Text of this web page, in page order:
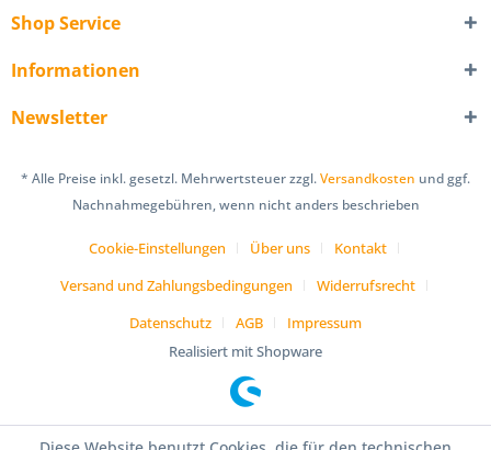
Shop Service
Informationen
Newsletter
* Alle Preise inkl. gesetzl. Mehrwertsteuer zzgl.Versandkosten und ggf.
Nachnahmegebühren, wenn nicht anders beschrieben
Cookie-Einstellungen Über uns
Kontakt
Versand und Zahlungsbedingungen
Widerrufsrecht
Datenschutz
AGB
Impressum
Realisiert mit Shopware